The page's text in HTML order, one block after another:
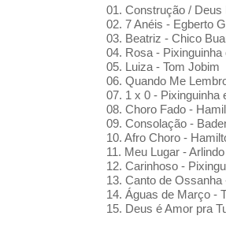
01. Construção / Deus
02. 7 Anéis - Egberto
03. Beatriz - Chico
04. Rosa -
05. Luiza - Tom Jobim
06. Quando Me
07. 1 x 0 - Pixinguinha
08. Choro Fado -
09. Consolação -
10. Afro Choro -
11. Meu Lugar -
12. Carinhoso -
13. Canto de
14. Águas de Março -
15. Deus é Amor pra